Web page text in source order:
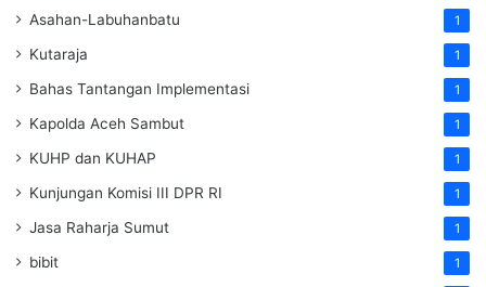
Asahan-Labuhanbatu 1
Kutaraja 1
Bahas Tantangan Implementasi 1
Kapolda Aceh Sambut 1
KUHP dan KUHAP 1
Kunjungan Komisi III DPR RI 1
Jasa Raharja Sumut 1
bibit 1